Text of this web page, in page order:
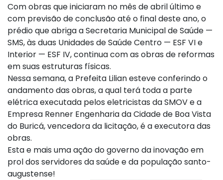
Com obras que iniciaram no mês de abril último e
com previsão de conclusão até o final deste ano, o
prédio que abriga a Secretaria Municipal de Saúde —
SMS, às duas Unidades de Saúde Centro — ESF VI e
Interior — ESF IV, continua com as obras de reformas
em suas estruturas físicas.
Nessa semana, a Prefeita Lilian esteve conferindo o
andamento das obras, a qual terá toda a parte
elétrica executada pelos eletricistas da SMOV e a
Empresa Renner Engenharia da Cidade de Boa Vista
do Buricá, vencedora da licitação, é a executora das
obras.
Esta e mais uma ação do governo da inovação em
prol dos servidores da saúde e da população santo-
augustense!